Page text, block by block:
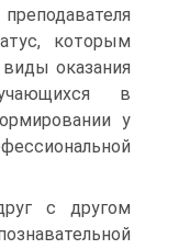
которым
оказания
в
у
с другом